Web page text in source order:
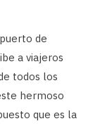
de
a viajeros
todos los
hermoso
que es la